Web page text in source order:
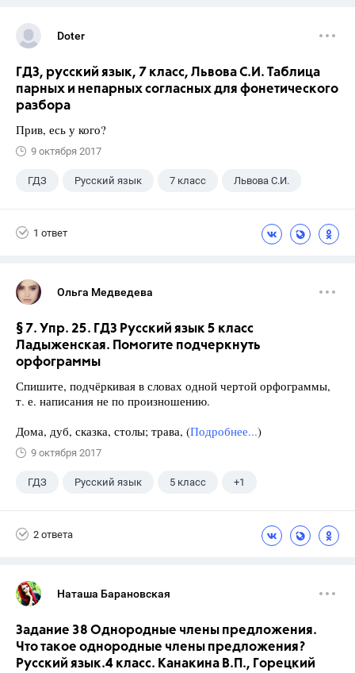
Doter
ГДЗ, русский язык, 7 класс, Львова С.И. Таблица
парных и непарных согласных для фонетического
разбора
Прив, есь у кого?
9 октября 2017
ГДЗ Русский язык 7 класс Львова С.И.
1 ответ
Ольга Медведева
§ 7. Упр. 25. ГДЗ Русский язык 5 класс
Ладыженская. Помогите подчеркнуть
орфограммы
Спишите, подчёркивая в словах одной чертой орфограммы,
т. е. написания не по произношению.
Дома, дуб, сказка, столы; трава, (Подробнее...)
9 октября 2017
ГДЗ Русский язык 5 класс +1
2 ответа
Наташа Барановская
Задание 38 Однородные члены предложения.
Что такое однородные члены предложения?
Русский язык.4 класс. Канакина В.П., Горецкий